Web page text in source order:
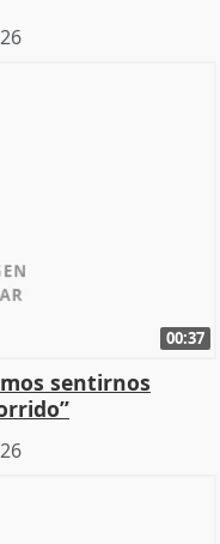
00:37
sentirnos